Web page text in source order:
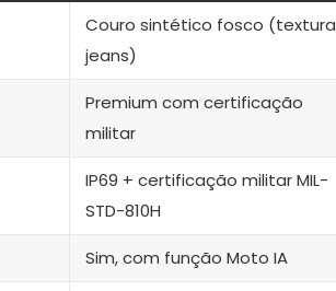
Couro sintético fosco (textura
jeans)
Premium com certificação
militar
IP69 + certificação militar MIL-
STD-810H
Sim, com função Moto IA